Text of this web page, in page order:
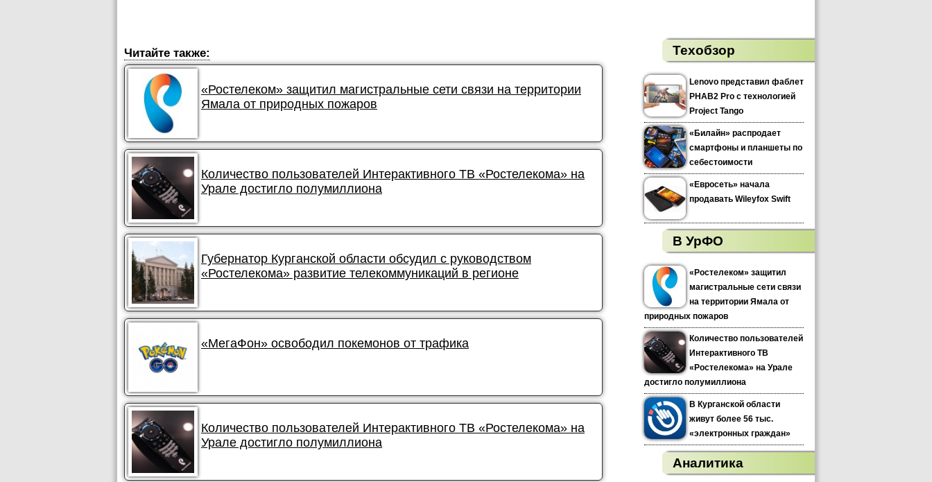
Читайте также:
«Ростелеком» защитил магистральные сети связи на территории
Ямала от природных пожаров
Количество пользователей Интерактивного ТВ «Ростелекома» на
Урале достигло полумиллиона
Губернатор Курганской области обсудил с руководством
«Ростелекома» развитие телекоммуникаций в регионе
«МегаФон» освободил покемонов от трафика
Количество пользователей Интерактивного ТВ «Ростелекома» на
Урале достигло полумиллиона
Техобзор
Lenovo представил фаблет
PHAB2 Pro с технологией
Project Tango
«Билайн» распродает
смартфоны и планшеты по
себестоимости
«Евросеть» начала
продавать Wileyfox Swift
В УрФО
«Ростелеком» защитил
магистральные сети связи
на территории Ямала от
природных пожаров
Количество пользователей
Интерактивного ТВ
«Ростелекома» на Урале
достигло полумиллиона
В Курганской области
живут более 56 тыс.
«электронных граждан»
Аналитика